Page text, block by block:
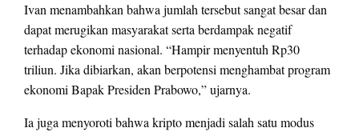
Ivan menambahkan bahwa jumlah tersebut sangat besar dan
dapat merugikan masyarakat serta berdampak negatif
terhadap ekonomi nasional. “Hampir menyentuh Rp30
triliun. Jika dibiarkan, akan berpotensi menghambat program
ekonomi Bapak Presiden Prabowo,” ujarnya.
Ia juga menyoroti bahwa kripto menjadi salah satu modus